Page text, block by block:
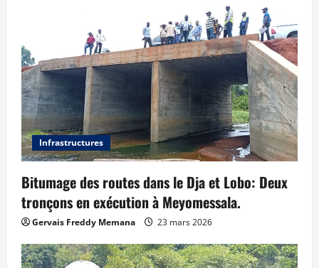
Infrastructures
Bitumage des routes dans le Dja et Lobo: Deux
tronçons en exécution à Meyomessala.
Gervais Freddy Memana 23 mars 2026